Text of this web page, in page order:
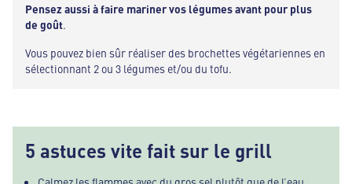
Pensez aussi à faire mariner vos légumes avant pour plus
de goût.
Vous pouvez bien sûr réaliser des brochettes végétariennes en
sélectionnant 2 ou 3 légumes et/ou du tofu.
5 astuces vite fait sur le grill